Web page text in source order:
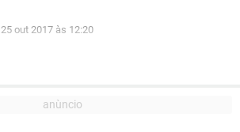
25 out 2017 às 12:20